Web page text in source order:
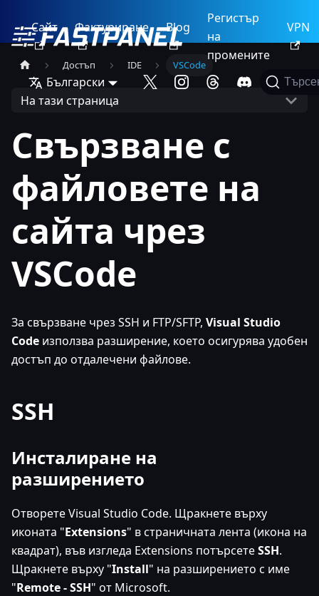
Сайт Фактуриране Blog
Регистър
на
промените
VPN
Български
Достъп IDE VSCode
На тази страница
Свързване с
файловете на
сайта чрез
VSCode
За свързване чрез SSH и FTP/SFTP, Visual Studio
Code използва разширение, което осигурява удобен
достъп до отдалечени файлове.
SSH
Инсталиране на
разширението
Отворете Visual Studio Code. Щракнете върху
иконата "Extensions" в страничната лента (икона на
квадрат), във изгледа Extensions потърсетеSSH.
Щракнете върху "Install" на разширението с име
"Remote - SSH" от Microsoft.